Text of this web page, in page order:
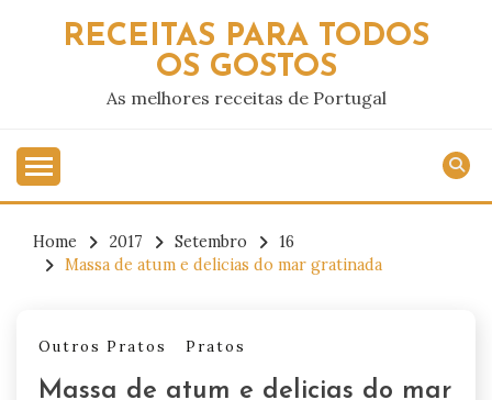
RECEITAS PARA TODOS
OS GOSTOS
As melhores receitas de Portugal
Home 2017 Setembro
16
Massa de atum e delicias do mar gratinada
Outros Pratos Pratos
Massa de atum e delicias do mar